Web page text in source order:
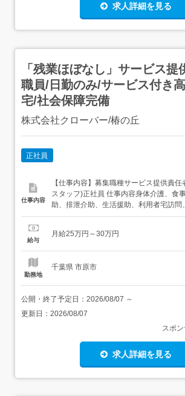
求人詳細を見る
「残業ほぼなし」サービス提
職員/日勤のみ/サービス付き
宅/社会保障完備
株式会社クローバー/椿の丘
正社員
仕事内容
【仕事内容】募集職種サービス提供責
スタッフ)正社員 仕事内容身体介護、食
助、排泄介助、生活援助、利用者宅訪問
書作成、モニタリング、シフト管理、調
限なし)<賞与>賞与あり 資格資格必須:自
給与
月給25万円～30万円
勤務地
千葉県 市原市
公開・終了予定日： 2026/08/07 ～
更新日： 2026/08/07
スポ
求人詳細を見る